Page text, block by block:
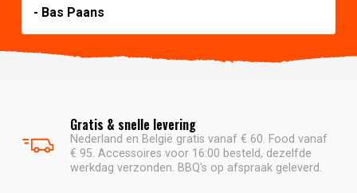
- Bas Paans
Gratis & snelle levering
Nederland en België gratis vanaf € 60. Food vanaf
€ 95. Accessoires voor 16:00 besteld, dezelfde
werkdag verzonden. BBQ's op afspraak geleverd.